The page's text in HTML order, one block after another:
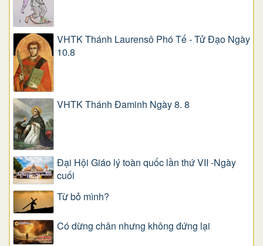
VHTK Thánh Laurensô Phó Tế - Tử Đạo Ngày
10.8
VHTK Thánh Đaminh Ngày 8. 8
Đại Hội Giáo lý toàn quốc lần thứ VII -Ngày
cuối
Từ bỏ mình?
Có dừng chân nhưng không đứng lại